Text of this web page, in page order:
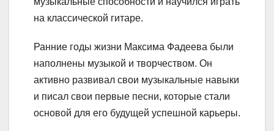
на классической гитаре.
Ранние годы жизни Максима Фадеева были
наполнены музыкой и творчеством. Он
активно развивал свои музыкальные навыки
и писал свои первые песни, которые стали
основой для его будущей успешной карьеры.